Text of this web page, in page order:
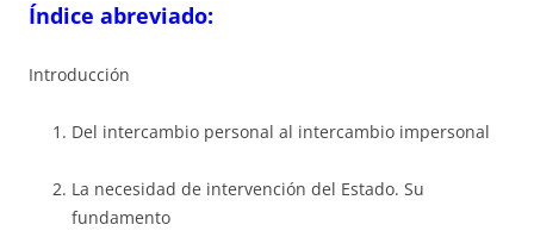
Índice abreviado:
Introducción
Del intercambio personal al intercambio impersonal
La necesidad de intervención del Estado. Su
fundamento